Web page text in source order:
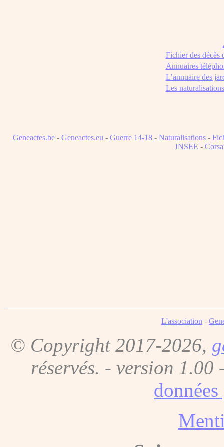
Fichier des décès
Annuaires
L’annuaire des
Les
Geneactes.be- Geneactes.eu - Guerre 14-18 - Naturalisations -
INSEE -
L'association -
© Copyright 2017-2026,
réservés. - version 1.00